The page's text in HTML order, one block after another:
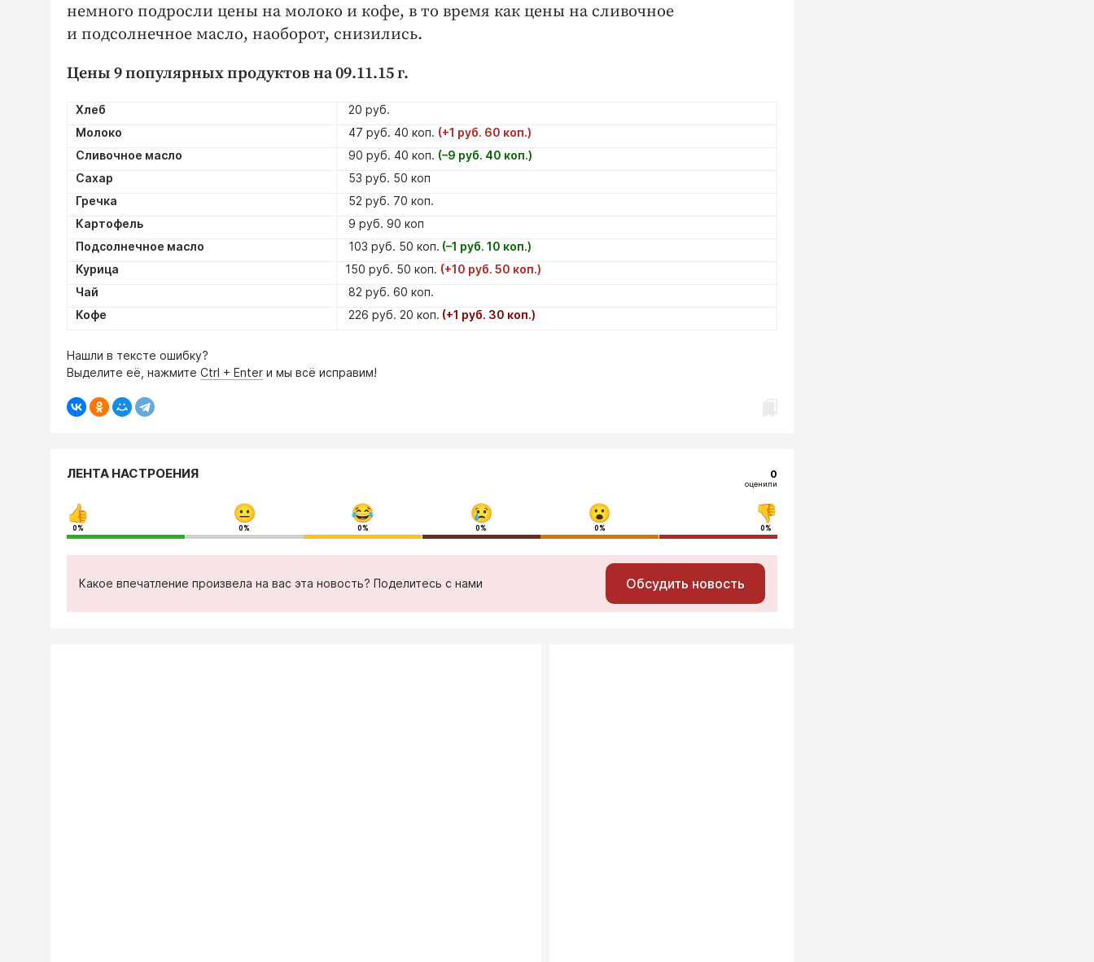
немного подросли цены на молоко и кофе, в то время как цены на сливочное
и подсолнечное масло, наоборот, снизились.
Цены 9 популярных продуктов на 09.11.15 г.
Хлеб
20 руб.
Молоко
47 руб. 40 коп. (+1 руб. 60 коп.)
Сливочное масло
90 руб. 40 коп. (–9 руб. 40 коп.)
Сахар
53 руб. 50 коп
Гречка
52 руб. 70 коп.
Картофель
9 руб. 90 коп
Подсолнечное масло
103 руб. 50 коп. (–1 руб. 10 коп.)
Курица
150 руб. 50 коп. (+10 руб. 50 коп.)
Чай
82 руб. 60 коп.
Кофе
226 руб. 20 коп. (+1 руб. 30 коп.)
Нашли в тексте ошибку?
Выделите её, нажмите Ctrl + Enter и мы всё исправим!
ЛЕНТА НАСТРОЕНИЯ 0
оценили
0% 0% 0% 0% 0% 0%
Какое впечатление произвела на вас эта новость? Поделитесь с нами Обсудить новость